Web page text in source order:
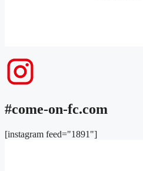
#come-on-fc.com
[instagram feed="1891"]